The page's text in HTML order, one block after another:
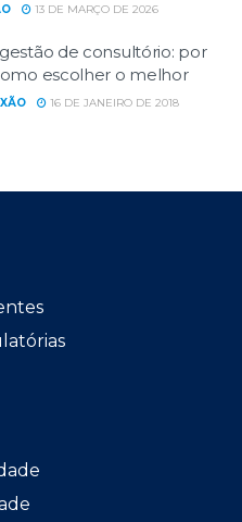
13 DE MARÇO DE 2026
de consultório: por
escolher o melhor
16 DE JANEIRO DE 2018